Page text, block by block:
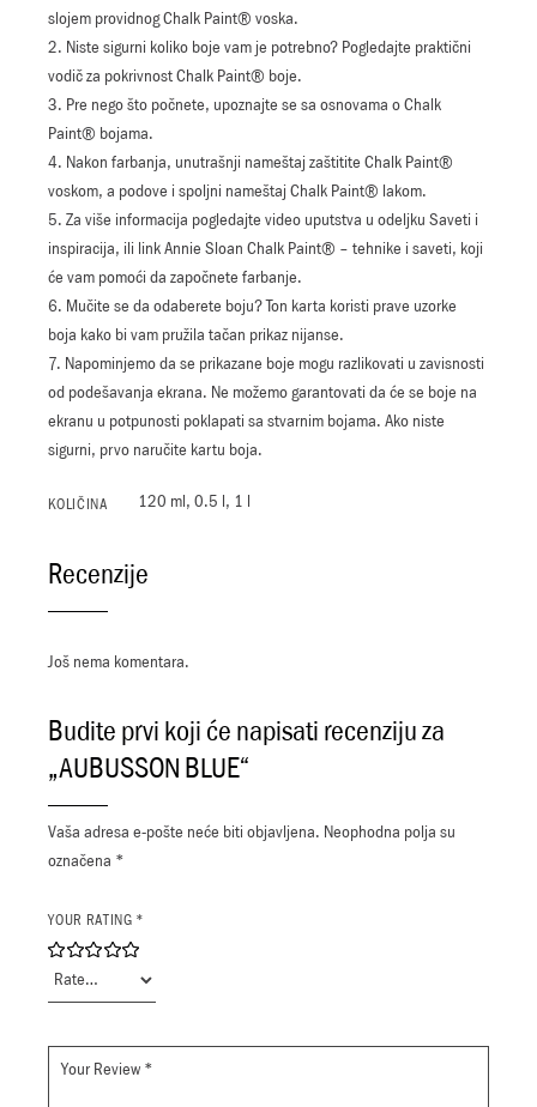
slojem providnog Chalk Paint® voska.
2. Niste sigurni koliko boje vam je potrebno? Pogledajte praktični
vodič za pokrivnost Chalk Paint® boje.
3. Pre nego što počnete, upoznajte se sa osnovama o Chalk
Paint® bojama.
4. Nakon farbanja, unutrašnji nameštaj zaštitite Chalk Paint®
voskom, a podove i spoljni nameštaj Chalk Paint® lakom.
5. Za više informacija pogledajte video uputstva u odeljku Saveti i
inspiracija, ili link Annie Sloan Chalk Paint® – tehnike i saveti, koji
će vam pomoći da započnete farbanje.
6. Mučite se da odaberete boju? Ton karta koristi prave uzorke
boja kako bi vam pružila tačan prikaz nijanse.
7. Napominjemo da se prikazane boje mogu razlikovati u zavisnosti
od podešavanja ekrana. Ne možemo garantovati da će se boje na
ekranu u potpunosti poklapati sa stvarnim bojama. Ako niste
sigurni, prvo naručite kartu boja.
KOLIČINA 120 ml, 0.5 l, 1 l
Recenzije
Još nema komentara.
Budite prvi koji će napisati recenziju za
„AUBUSSON BLUE“
Vaša adresa e-pošte neće biti objavljena. Neophodna polja su
označena *
YOUR RATING *